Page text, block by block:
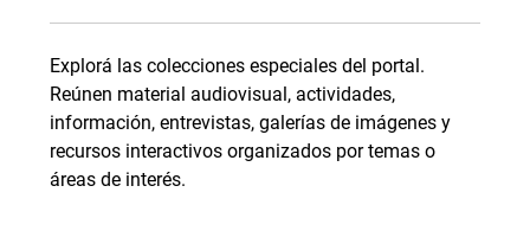
Explorá las colecciones especiales del portal.
Reúnen material audiovisual, actividades,
información, entrevistas, galerías de imágenes y
recursos interactivos organizados por temas o
áreas de interés.